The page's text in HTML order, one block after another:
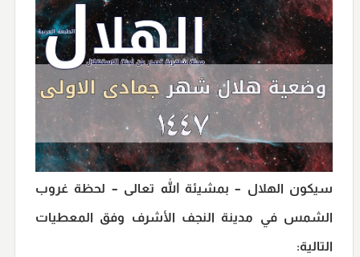
سيكون الهلال – بمشيئة الله تعالى – لحظة غروب
الشمس في مدينة النجف الأشرف وفق المعطيات
التالية: